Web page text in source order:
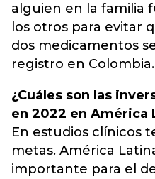
alguien en la familia
los otros para evitar
dos medicamentos
registro en Colombia.
¿Cuáles son las
en 2022 en América
En estudios clínicos
metas. América
importante para el